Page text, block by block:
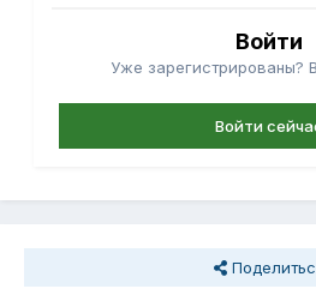
Войти
Уже зарегистрированы?
Войти